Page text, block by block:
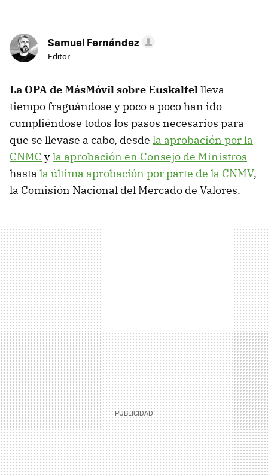
Samuel Fernández
Editor
La OPA de MásMóvil sobre Euskaltel lleva
tiempo fraguándose y poco a poco han ido
cumpliéndose todos los pasos necesarios para
que se llevase a cabo, desde la aprobación por la
CNMC yla aprobación en Consejo de Ministros
hasta la última aprobación por parte de la CNMV,
la Comisión Nacional del Mercado de Valores.